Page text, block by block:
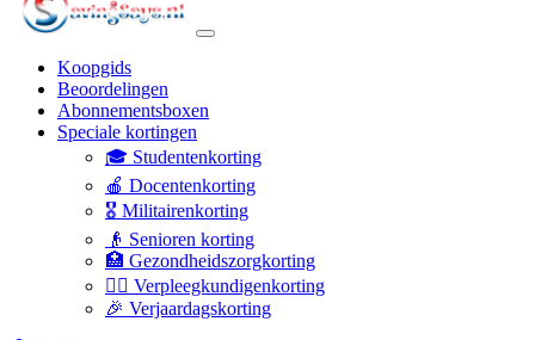
Koopgids
Beoordelingen
Abonnementsboxen
Speciale kortingen
🎓 Studentenkorting
🍎 Docentenkorting
🎖️ Militairenkorting
👴 Senioren korting
🏥 Gezondheidszorgkorting
👩‍⚕️ Verpleegkundigenkorting
🎉 Verjaardagskorting